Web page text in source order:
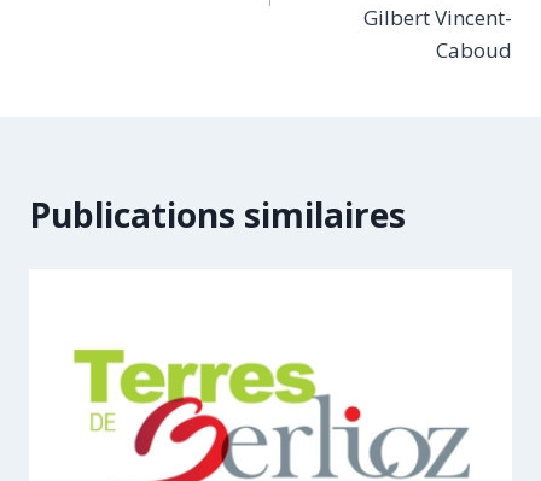
Gilbert Vincent-
Caboud
Publications similaires